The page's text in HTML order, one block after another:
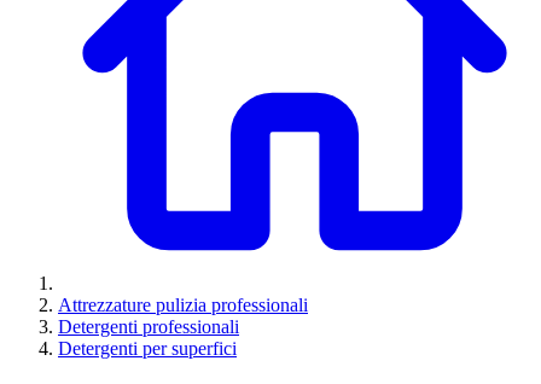
Attrezzature pulizia professionali
Detergenti professionali
Detergenti per superfici